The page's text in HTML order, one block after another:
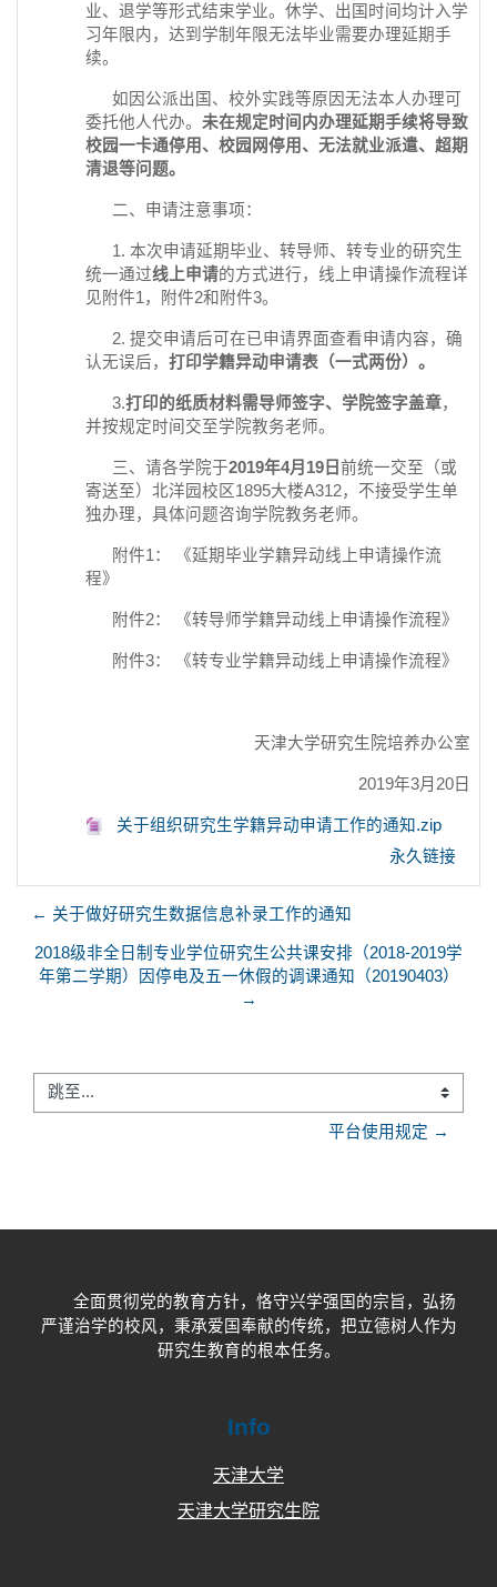
业、退学等形式结束学业。休学、出国时间均计入学
习年限内，达到学制年限无法毕业需要办理延期手
续。
如因公派出国、校外实践等原因无法本人办理可
委托他人代办。 未在规定时间内办理延期手续将导致
校园一卡通停用、校园网停用、无法就业派遣、超期
清退等问题。
二、申请注意事项：
1. 本次申请延期毕业、转导师、转专业的研究生
统一通过线上申请的方式进行，线上申请操作流程详
见附件1，附件2和附件3。
2. 提交申请后可在已申请界面查看申请内容，确
认无误后， 打印学籍异动申请表（一式两份）。
3.打印的纸质材料需导师签字、学院签字盖章，
并按规定时间交至学院教务老师。
三、请各学院于2019年4月 19 日 前统一交至（或
寄送至）北洋园校区1895大楼A312，不接受学生单
独办理，具体问题咨询学院教务老师。
附件1： 《延期毕业学籍异动线上申请操作流
程》
附件2： 《转导师学籍异动线上申请操作流程》
附件3： 《转专业学籍异动线上申请操作流程》
天津大学研究生院培养办公室
2019年3月20日
关于组织研究生学籍异动申请工作的通知.zip
永久链接
← 关于做好研究生数据信息补录工作的通知
2018级非全日制专业学位研究生公共课安排（2018-2019学
年第二学期）因停电及五一休假的调课通知（20190403）
→
跳至...
平台使用规定 →
全面贯彻党的教育方针，恪守兴学强国的宗旨，弘扬
严谨治学的校风，秉承爱国奉献的传统，把立德树人作为
研究生教育的根本任务。
Info
天津大学
天津大学研究生院